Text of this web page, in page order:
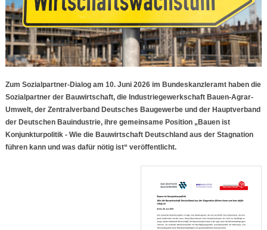
Zum Sozialpartner-Dialog am 10. Juni 2026 im Bundeskanzleramt haben die
Sozialpartner der Bauwirtschaft, die Industriegewerkschaft Bauen-Agrar-
Umwelt, der Zentralverband Deutsches Baugewerbe und der Hauptverband
der Deutschen Bauindustrie, ihre gemeinsame Position „Bauen ist
Konjunkturpolitik - Wie die Bauwirtschaft Deutschland aus der Stagnation
führen kann und was dafür nötig ist“ veröffentlicht.